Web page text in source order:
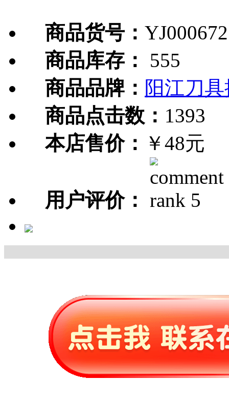
商品货号： YJ000672
商品库存：
555
商品品牌： 阳江刀
商品点击数： 1393
本店售价： ￥48元
用户评价：